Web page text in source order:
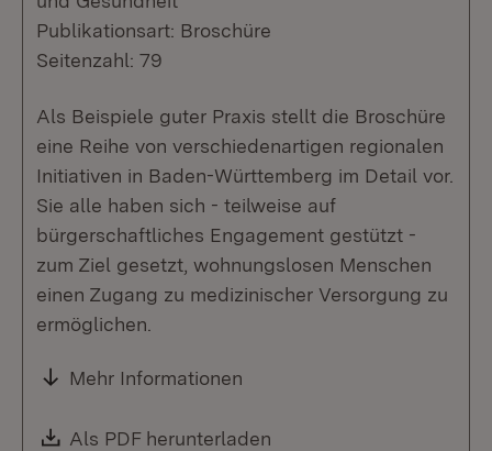
Publikationsart: Broschüre
Seitenzahl: 79
Als Beispiele guter Praxis stellt die Broschüre
eine Reihe von verschiedenartigen regionalen
Initiativen in Baden-Württemberg im Detail vor.
Sie alle haben sich - teilweise auf
bürgerschaftliches Engagement gestützt -
zum Ziel gesetzt, wohnungslosen Menschen
einen Zugang zu medizinischer Versorgung zu
ermöglichen.
Mehr Informationen
Download:
Als PDF herunterladen